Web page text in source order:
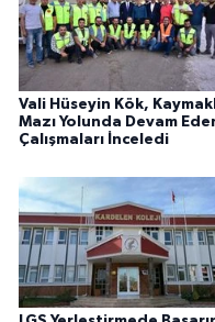
Vali Hüseyin Kök,
Mazı Yolunda Devam
Çalışmaları İnceledi